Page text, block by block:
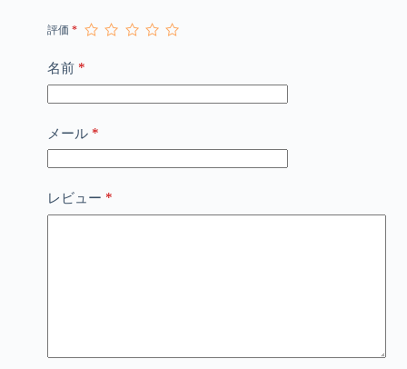
評価 *
名前*
メール*
レビュー *